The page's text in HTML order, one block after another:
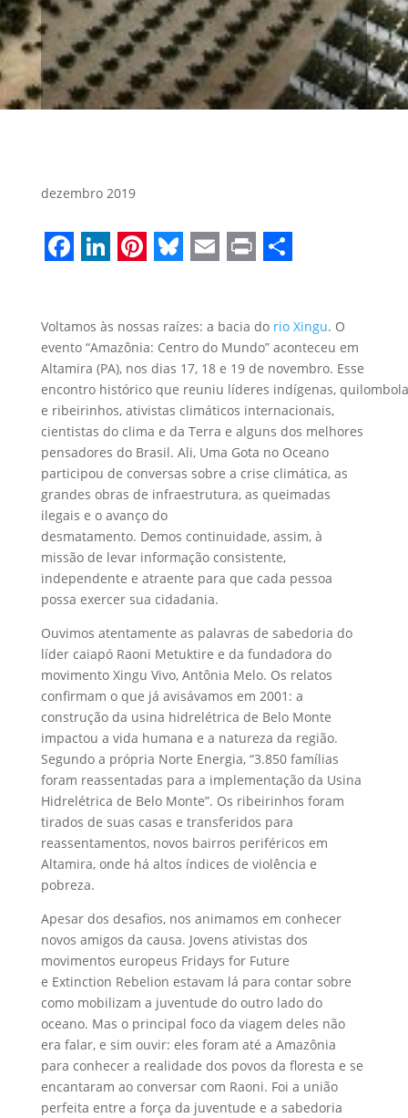
dezembro 2019
Voltamos às nossas raízes: a bacia do rio Xingu. O
evento “Amazônia: Centro do Mundo” aconteceu em
Altamira (PA), nos dias 17, 18 e 19 de novembro. Esse
encontrohistórico que reuniu líderes indígenas,
e ribeirinhos,ativistas climáticos internacionais,
cientistas do clima e da Terra e alguns dos melhores
pensadores do Brasil. Ali, Uma Gota no Oceano
participou de conversas sobre a crise climática, as
grandes obras de infraestrutura, as queimadas
ilegais e o avanço do
desmatamento. Demos continuidade, assim,à
missão de levar informação consistente,
independente e atraente para que cada pessoa
possa exercer sua cidadania.
Ouvimos atentamente as palavras de sabedoria do
líder caiapó Raoni Metuktire e da fundadora do
movimento Xingu Vivo, Antônia Melo. Os relatos
confirmam o que já avisávamos em 2001: a
construção da usina hidrelétrica de Belo Monte
impactou a vida humana e a natureza da região.
Segundo a própria Norte Energia, “3.850 famílias
foram reassentadas para a implementação da Usina
Hidrelétrica de Belo Monte”. Os ribeirinhos foram
tirados de suas casas e transferidos para
reassentamentos, novos bairros periféricos em
Altamira, onde há altos índices de violência e
pobreza.
Apesar dos desafios, nos animamos em conhecer
novos amigos da causa. Jovens ativistas dos
movimentos europeus Fridays for Future
e Extinction Rebelion estavam lá para contar sobre
como mobilizam a juventude do outro lado do
oceano. Mas o principal foco da viagem deles não
era falar, e sim ouvir: eles foram até a Amazônia
para conhecer a realidade dos povos da floresta e se
encantaram ao conversar com Raoni. Foi a união
perfeita entre a força da juventude e a sabedoria